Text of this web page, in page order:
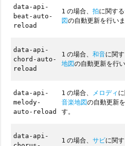
data-api-
beat-auto-
reload
1 の場合、拍に関する
図の自動更新を行いま
data-api-
chord-auto-
reload
1 の場合、和音に関
地図の自動更新を行い
data-api-
melody-
auto-reload
1 の場合、 メロディ
音楽地図の自動更新
す。
data-api-
1 の場合、サビに関